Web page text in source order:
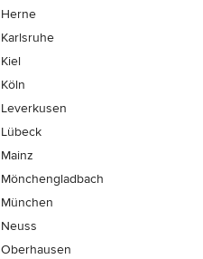
Herne
Karlsruhe
Kiel
Köln
Leverkusen
Lübeck
Mainz
Mönchen­gladbach
München
Neuss
Oberhausen